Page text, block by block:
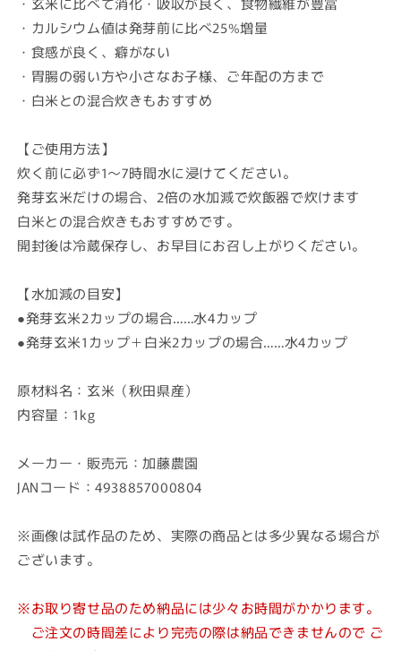
・カルシウム値は発芽前に比べ25%増量
・食感が良く、癖がない
・胃腸の弱い方や小さなお子様、ご年配の方まで
・白米との混合炊きもおすすめ
【ご使用方法】
炊く前に必ず1～7時間水に浸けてください。
発芽玄米だけの場合、2倍の水加減で炊飯器で炊けます
白米との混合炊きもおすすめです。
開封後は冷蔵保存し、お早目にお召し上がりください。
【水加減の目安】
●発芽玄米2カップの場合……水4カップ
●発芽玄米1カップ＋白米2カップの場合……水4カップ
原材料名：玄米（秋田県産）
内容量：1kg
メーカー・販売元：加藤農園
JANコード：4938857000804
※画像は試作品のため、実際の商品とは多少異なる場合が
ございます。
※お取り寄せ品のため納品には少々お時間がかかります。
ご注文の時間差により完売の際は納品できませんので ご